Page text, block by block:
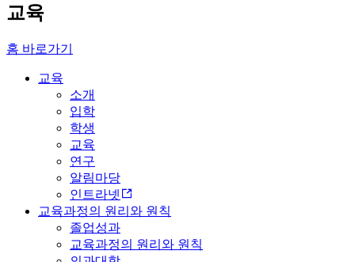
교육
홈 바로가기
교육
소개
입학
학생
교육
연구
알림마당
인트라넷
교육과정의 원리와 원칙
졸업성과
교육과정의 원리와 원칙